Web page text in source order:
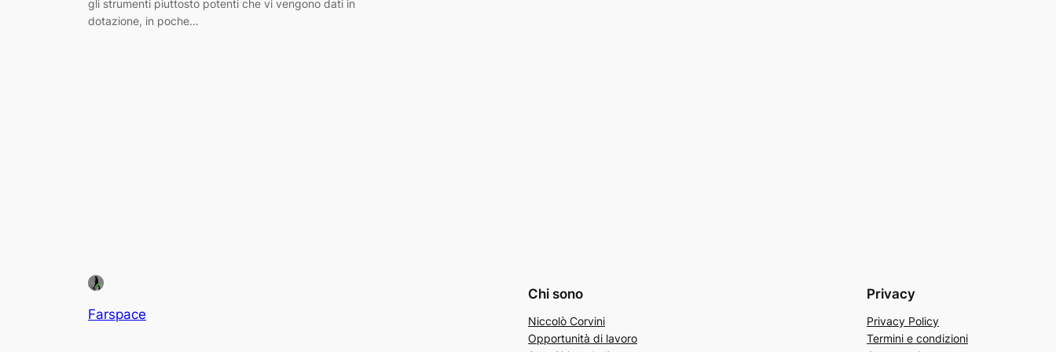
gli strumenti piuttosto potenti che vi vengono dati in
dotazione, in poche…
Farspace
Chi sono
Niccolò Corvini
Opportunità di lavoro
Privacy
Privacy Policy
Termini e condizioni